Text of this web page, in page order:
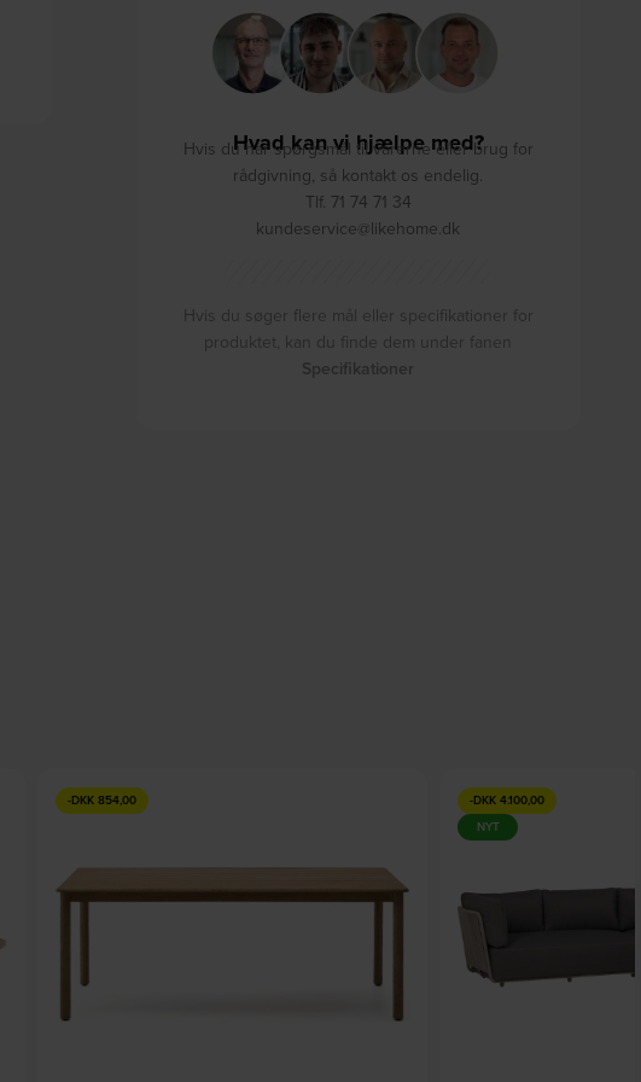
Hvad kan vi hjælpe med?
Hvis du har spørgsmål til varerne eller brug for
rådgivning, så kontakt os endelig.
Tlf. 71 74 71 34
kundeservice@likehome.dk
Hvis du søger flere mål eller specifikationer for
produktet, kan du finde dem under fanen
Specifikationer
-DKK854,00 -DKK 4.100,00
NYT